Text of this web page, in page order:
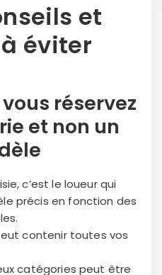
et
éviter
vous réservez
et non un
c’est le loueur qui
précis en fonction des
contenir toutes vos
catégories peut être